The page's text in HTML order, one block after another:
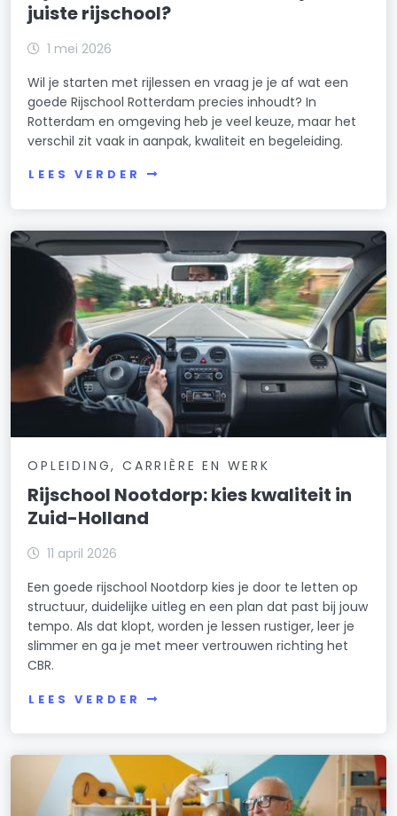
juiste rijschool?
1 mei 2026
Wil je starten met rijlessen en vraag je je af wat een
goede Rijschool Rotterdam precies inhoudt? In
Rotterdam en omgeving heb je veel keuze, maar het
verschil zit vaak in aanpak, kwaliteit en begeleiding.
LEES VERDER
OPLEIDING, CARRIÈRE EN WERK
Rijschool Nootdorp: kies kwaliteit in
Zuid-Holland
11 april 2026
Een goede rijschool Nootdorp kies je door te letten op
structuur, duidelijke uitleg en een plan dat past bij jouw
tempo. Als dat klopt, worden je lessen rustiger, leer je
slimmer en ga je met meer vertrouwen richting het
CBR.
LEES VERDER